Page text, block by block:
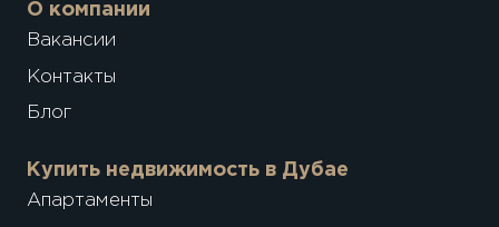
О компании
Вакансии
Контакты
Блог
Купить недвижимость в Дубае
Апартаменты